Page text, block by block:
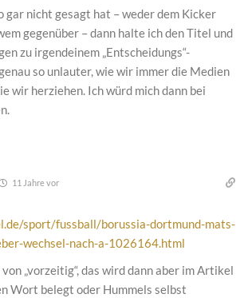
gar nicht gesagt hat – weder dem Kicker
gegenüber – dann halte ich den Titel und
zu irgendeinem „Entscheidungs“-
so unlauter, wie wir immer die Medien
wir herziehen. Ich würd mich dann bei
11 Jahre vor
sport/fussball/borussia-dortmund-mats-
wechsel-nach-a-1026164.html
„vorzeitig“, das wird dann aber im Artikel
Wort belegt oder Hummels selbst